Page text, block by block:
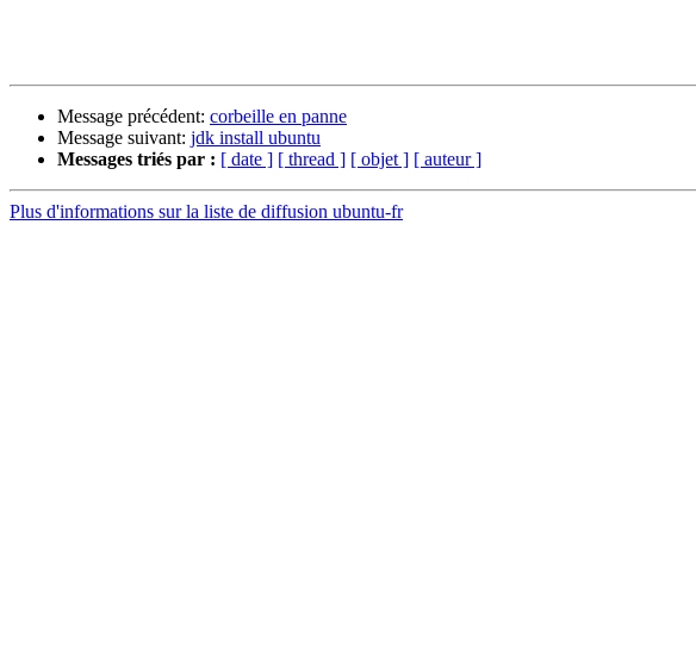
Message précédent: corbeille en panne
Message suivant: jdk install ubuntu
Messages triés par : [ date ] [ thread ] [ objet ] [ auteur ]
Plus d'informations sur la liste de diffusion ubuntu-fr